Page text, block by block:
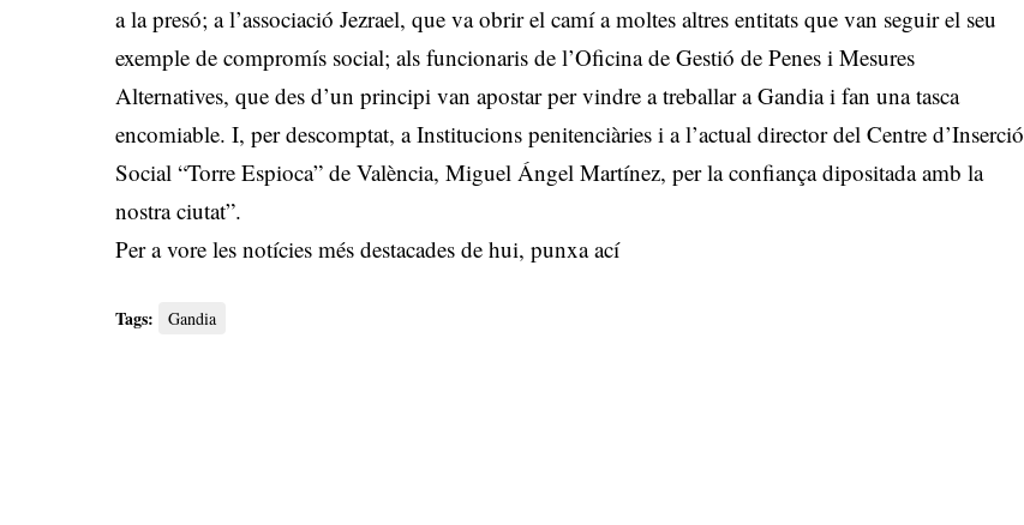
a la presó; a l’associació Jezrael, que va obrir el camí a moltes altres entitats que van seguir el seu
exemple de compromís social; als funcionaris de l’Oficina de Gestió de Penes i Mesures
Alternatives, que des d’un principi van apostar per vindre a treballar a Gandia i fan una tasca
encomiable. I, per descomptat, a Institucions penitenciàries i a l’actual director del Centre d’Inserció
Social “Torre Espioca” de València, Miguel Ángel Martínez, per la confiança dipositada amb la
nostra ciutat”.
Per a vore les notícies més destacades de hui,punxa ací
Tags: Gandia